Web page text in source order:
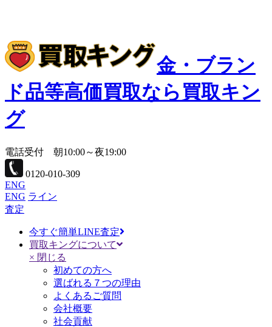
金・ブラン
ド品等高価買取なら買取キン
グ
電話受付 朝10:00～夜19:00
0120-010-309
ENG
ENG ライン
査定
今すぐ簡単LINE査定
買取キングについて
× 閉じる
初めての方へ
選ばれる７つの理由
よくあるご質問
会社概要
社会貢献